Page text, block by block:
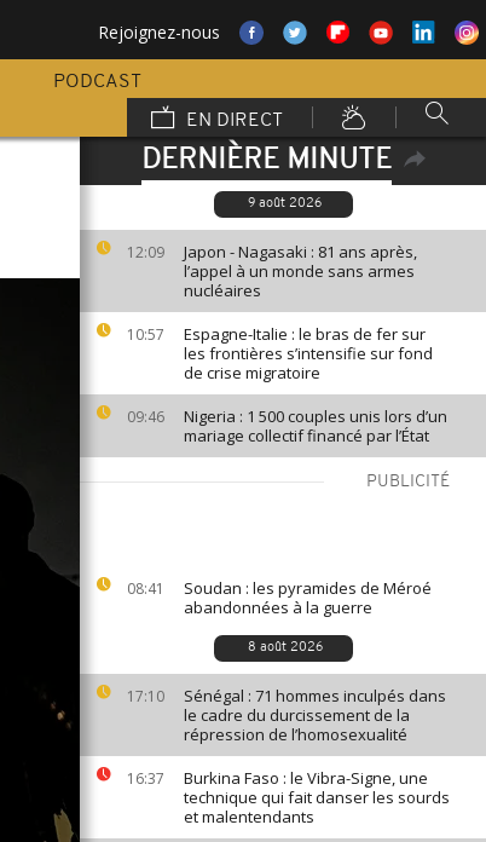
Rejoignez-nous
PODCAST
EN DIRECT
DERNIÈRE MINUTE
9 août 2026
12:09
Japon - Nagasaki : 81 ans après,
l’appel à un monde sans armes
nucléaires
10:57
Espagne-Italie : le bras de fer sur
les frontières s’intensifie sur fond
de crise migratoire
09:46
Nigeria : 1 500 couples unis lors d’un
mariage collectif financé par l’État
PUBLICITÉ
08:41
Soudan : les pyramides de Méroé
abandonnées à la guerre
8 août 2026
17:10
Sénégal : 71 hommes inculpés dans
le cadre du durcissement de la
répression de l’homosexualité
16:37
Burkina Faso : le Vibra-Signe, une
technique qui fait danser les sourds
et malentendants